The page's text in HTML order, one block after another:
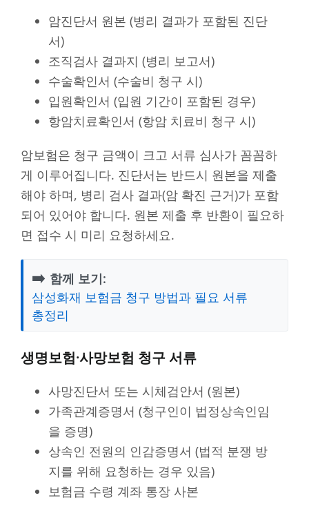
암진단서 원본 (병리 결과가 포함된 진단
서)
조직검사 결과지 (병리 보고서)
수술확인서 (수술비 청구 시)
입원확인서 (입원 기간이 포함된 경우)
항암치료확인서 (항암 치료비 청구 시)
암보험은 청구 금액이 크고 서류 심사가 꼼꼼하
게 이루어집니다. 진단서는 반드시 원본을 제출
해야 하며, 병리 검사 결과(암 확진 근거)가 포함
되어 있어야 합니다. 원본 제출 후 반환이 필요하
면 접수 시 미리 요청하세요.
➡️ 함께 보기:
삼성화재 보험금 청구 방법과 필요 서류
총정리
생명보험·사망보험 청구 서류
사망진단서 또는 시체검안서 (원본)
가족관계증명서 (청구인이 법정상속인임
을 증명)
상속인 전원의 인감증명서 (법적 분쟁 방
지를 위해 요청하는 경우 있음)
보험금 수령 계좌 통장 사본